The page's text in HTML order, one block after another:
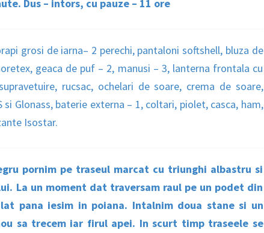
Dus – intors, cu pauze – 11 ore
grosi de iarna– 2 perechi, pantaloni softshell, bluza de
geaca de puf – 2, manusi – 3, lanterna frontala cu
rucsac, ochelari de soare, crema de soare,
Glonass, baterie externa – 1, coltari, piolet, casca, ham,
Isostar.
pornim pe traseul marcat cu triunghi albastru si
La un moment dat traversam raul pe un podet din
pana iesim in poiana. Intalnim doua stane si un
sa trecem iar firul apei. In scurt timp traseele se